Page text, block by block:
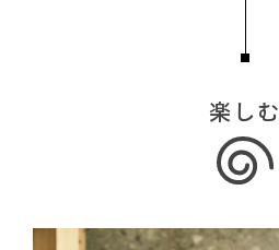
楽しむ